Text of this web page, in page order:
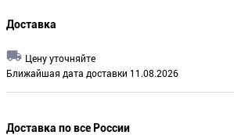
Доставка
Цену уточняйте
Ближайшая дата доставки 11.08.2026
Доставка по все России